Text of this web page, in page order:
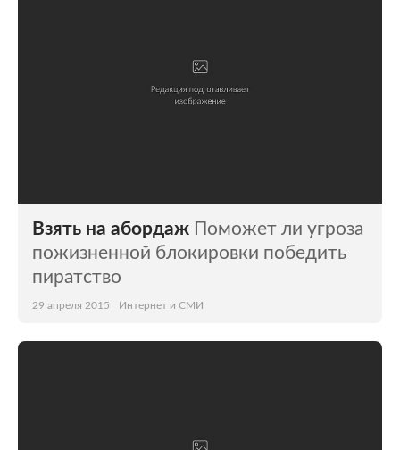
Взять на абордаж Поможет ли угроза
пожизненной блокировки победить
пиратство
29 апреля 2015 Интернет и СМИ